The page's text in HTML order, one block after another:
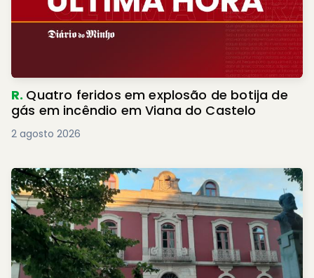
R. Quatro feridos em explosão de botija de
gás em incêndio em Viana do Castelo
2 agosto 2026